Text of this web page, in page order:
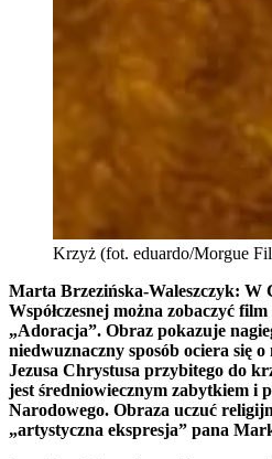
Krzyż (fot. eduardo/Morgue
Marta Brzezińska-Waleszczyk: W
Współczesnej można zobaczyć
„Adoracja”. Obraz pokazuje
niedwuznaczny sposób ociera się
Jezusa Chrystusa przybitego do
jest średniowiecznym zabytkiem i
Narodowego. Obraza uczuć
„artystyczna ekspresja” pana